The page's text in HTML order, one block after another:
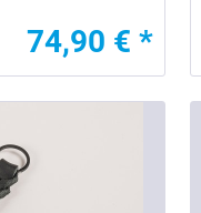
74,90 € *